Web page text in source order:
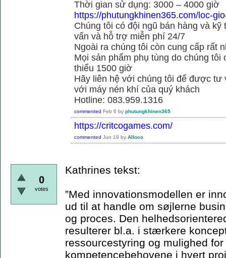
Thời gian sử dụng: 3000 – 4000 giờ
https://phutungkhinen365.com/loc-
Chúng tôi có đội ngũ bán hàng và
vấn và hỗ trợ miễn phí 24/7
Ngoài ra chúng tôi còn cung cấp rất
Mọi sản phẩm phụ tùng do chúng
thiểu 1500 giờ
Hãy liên hệ với chúng tôi để được tư
với máy nén khí của quý khách
Hotline: 083.959.1316
commented Feb 6 by phutungkhinen365
https://critcogames.com/
commented Jun 19 by Alloco
0
votes
Kathrines tekst:
”Med innovationsmodellen er
ud til at handle om søjlerne
og proces. Den
resulterer bl.a. i stærkere
ressourcestyring og mulighed
kompetencebehovene i hvert